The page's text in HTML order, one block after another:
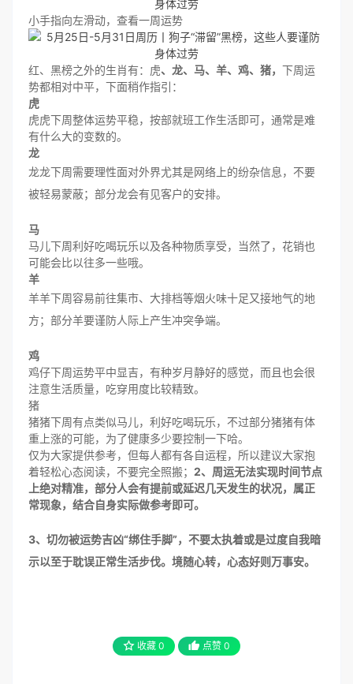
小手指向左滑动，查看一周运势
红、黑榜之外的生肖有：虎、龙、马、羊、鸡、猪， 下周运
势都相对中平，下面稍作指引：
虎
虎虎下周整体运势平稳，按部就班工作生活即可，通常是难
有什么大的变数的。
龙
龙龙下周需要理性面对外界尤其是网络上的纷杂信息，不要
被轻易蒙蔽；部分龙会有见客户的安排。
马
马儿下周利好吃喝玩乐以及各种物质享受，当然了，花销也
可能会比以往多一些哦。
羊
羊羊下周容易前往集市、大排档等烟火味十足又接地气的地
方；部分羊要谨防人际上产生冲突争端。
鸡
鸡仔下周运势平中显吉，有种岁月静好的感觉，而且也会很
注意生活质量，吃穿用度比较精致。
猪
猪猪下周有点类似马儿，利好吃喝玩乐，不过部分猪猪有体
重上涨的可能，为了健康多少要控制一下哈。
仅为大家提供参考，但每人都有各自运程，所以建议大家抱
着轻松心态阅读，不要完全照搬； 2、周运无法实现时间节点
上绝对精准，部分人会有提前或延迟几天发生的状况，属正
常现象，结合自身实际做参考即可。
3、切勿被运势吉凶“绑住手脚”，不要太执着或是过度自我暗
示以至于耽误正常生活步伐。 境随心转，心态好则万事安。
收藏 0 点赞 0